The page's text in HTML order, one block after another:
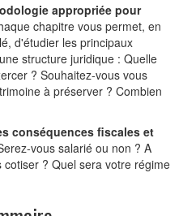
appropriée pour
chapitre vous permet, en
d'étudier les principaux
structure juridique : Quelle
? Souhaitez-vous vous
à préserver ? Combien
conséquences fiscales et
vous salarié ou non ? A
? Quel sera votre régime